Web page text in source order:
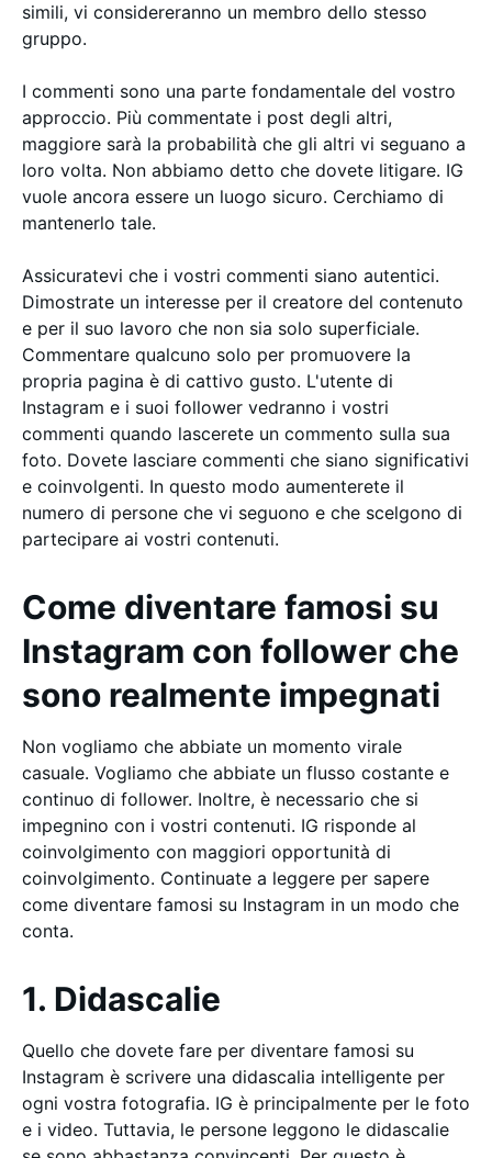
simili, vi considereranno un membro dello stesso
gruppo.
I commenti sono una parte fondamentale del vostro
approccio. Più commentate i post degli altri,
maggiore sarà la probabilità che gli altri vi seguano a
loro volta. Non abbiamo detto che dovete litigare. IG
vuole ancora essere un luogo sicuro. Cerchiamo di
mantenerlo tale.
Assicuratevi che i vostri commenti siano autentici.
Dimostrate un interesse per il creatore del contenuto
e per il suo lavoro che non sia solo superficiale.
Commentare qualcuno solo per promuovere la
propria pagina è di cattivo gusto. L'utente di
Instagram e i suoi follower vedranno i vostri
commenti quando lascerete un commento sulla sua
foto. Dovete lasciare commenti che siano significativi
e coinvolgenti. In questo modo aumenterete il
numero di persone che vi seguono e che scelgono di
partecipare ai vostri contenuti.
Come diventare famosi su
Instagram con follower che
sono realmente impegnati
Non vogliamo che abbiate un momento virale
casuale. Vogliamo che abbiate un flusso costante e
continuo di follower. Inoltre, è necessario che si
impegnino con i vostri contenuti. IG risponde al
coinvolgimento con maggiori opportunità di
coinvolgimento. Continuate a leggere per sapere
come diventare famosi su Instagram in un modo che
conta.
1. Didascalie
Quello che dovete fare per diventare famosi su
Instagram è scrivere una didascalia intelligente per
ogni vostra fotografia. IG è principalmente per le foto
e i video. Tuttavia, le persone leggono le didascalie